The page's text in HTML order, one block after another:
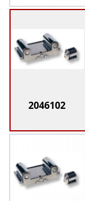
2046102